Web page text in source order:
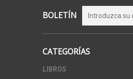
BOLETÍN
CATEGORÍAS
LIBROS